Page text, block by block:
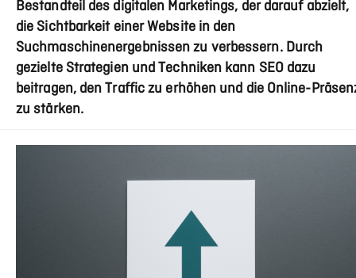
Bestandteil des digitalen Marketings, der darauf abzielt,
die Sichtbarkeit einer Website in den
Suchmaschinenergebnissen zu verbessern. Durch
gezielte Strategien und Techniken kann SEO dazu
beitragen, den Traffic zu erhöhen und die Online-
zu stärken.